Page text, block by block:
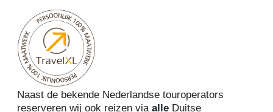
Naast de bekende Nederlandse touroperators
reserveren wij ook reizen via alle Duitse